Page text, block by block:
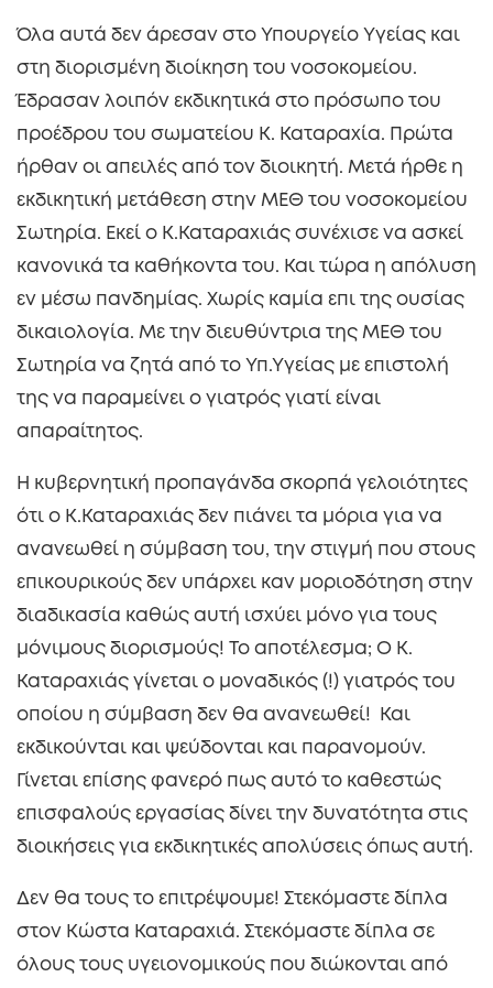
Όλα αυτά δεν άρεσαν στο Υπουργείο Υγείας και
στη διορισμένη διοίκηση του νοσοκομείου.
Έδρασαν λοιπόν εκδικητικά στο πρόσωπο του
προέδρου του σωματείου Κ. Καταραχία. Πρώτα
ήρθαν οι απειλές από τον διοικητή. Μετά ήρθε η
εκδικητική μετάθεση στην ΜΕΘ του νοσοκομείου
Σωτηρία. Εκεί ο Κ.Καταραχιάς συνέχισε να ασκεί
κανονικά τα καθήκοντα του. Και τώρα η απόλυση
εν μέσω πανδημίας. Χωρίς καμία επι της ουσίας
δικαιολογία. Με την διευθύντρια της ΜΕΘ του
Σωτηρία να ζητά από το Υπ.Υγείας με επιστολή
της να παραμείνει ο γιατρός γιατί είναι
απαραίτητος.
Η κυβερνητική προπαγάνδα σκορπά γελοιότητες
ότι ο Κ.Καταραχιάς δεν πιάνει τα μόρια για να
ανανεωθεί η σύμβαση του, την στιγμή που στους
επικουρικούς δεν υπάρχει καν μοριοδότηση στην
διαδικασία καθώς αυτή ισχύει μόνο για τους
μόνιμους διορισμούς! Το αποτέλεσμα; Ο Κ.
Καταραχιάς γίνεται ο μοναδικός (!) γιατρός του
οποίου η σύμβαση δεν θα ανανεωθεί! Και
εκδικούνται και ψεύδονται και παρανομούν.
Γίνεται επίσης φανερό πως αυτό το καθεστώς
επισφαλούς εργασίας δίνει την δυνατότητα στις
διοικήσεις για εκδικητικές απολύσεις όπως αυτή.
Δεν θα τους το επιτρέψουμε! Στεκόμαστε δίπλα
στον Κώστα Καταραχιά. Στεκόμαστε δίπλα σε
όλους τους υγειονομικούς που διώκονται από